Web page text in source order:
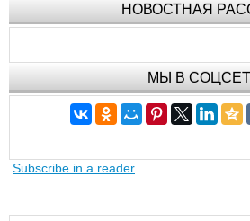
НОВОСТНАЯ
МЫ В
Subscribe in a reader